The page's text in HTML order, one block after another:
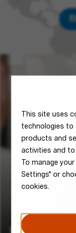
This site uses
technologies to
products and
activities and
To manage
Settings" or
cookies.
FAQ's